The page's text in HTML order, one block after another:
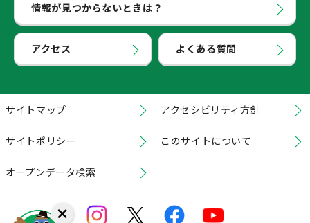
情報が見つからないときは？
アクセス よくある質問
サイトマップ アクセシビリティ方針
サイトポリシー このサイトについて
オープンデータ検索